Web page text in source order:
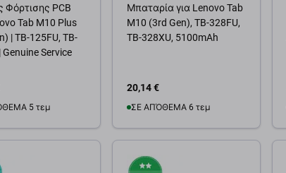
Φόρτισης PCB
Tab M10 Plus
| TB-125FU, TB-
Genuine Service
5 τεμ
Μπαταρία για Lenovo Tab
M10 (3rd Gen), TB-328FU,
TB-328XU, 5100mAh
20,14 €
ΣΕ ΑΠΌΘΕΜΑ 6 τεμ